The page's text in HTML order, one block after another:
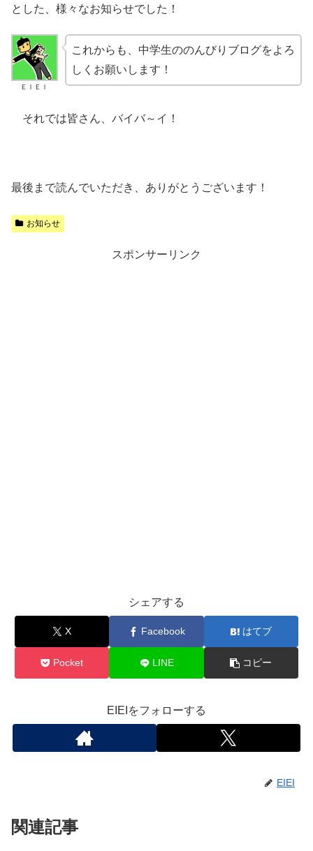
とした、様々なお知らせでした！
ＥＩＥＩ
これからも、中学生ののんびりブログをよろ
しくお願いします！
それでは皆さん、バイバ～イ！
最後まで読んでいただき、ありがとうございます！
お知らせ
スポンサーリンク
シェアする
X Facebook はてブ
Pocket LINE コピー
EIEIをフォローする
EIEI
関連記事